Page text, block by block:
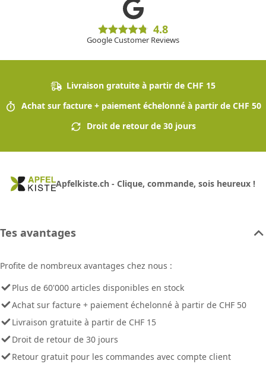
4.8
Google Customer Reviews
Livraison gratuite à partir de CHF 15
Achat sur facture + paiement échelonné à partir de CHF 50
Droit de retour de 30 jours
Apfelkiste.ch - Clique, commande, sois heureux !
Tes avantages
Profite de nombreux avantages chez nous :
Plus de 60'000 articles disponibles en stock
Achat sur facture + paiement échelonné à partir de CHF 50
Livraison gratuite à partir de CHF 15
Droit de retour de 30 jours
Retour gratuit pour les commandes avec compte client